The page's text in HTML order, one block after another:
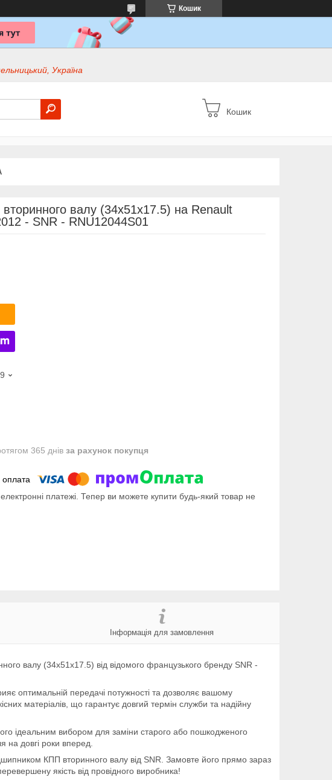
Кошик
Україна
Кошик
валу (34x51x17.5) на Renault
- SNR - RNU12044S01
365 днів за рахунок покупця
електронні платежі. Тепер ви можете купити будь-який товар не
Інформація для замовлення
валу (34x51x17.5) від відомого французького бренду SNR -
оптимальній передачі потужності та дозволяє вашому
матеріалів, що гарантує довгий термін служби та надійну
ідеальним вибором для заміни старого або пошкодженого
на довгі роки вперед.
КПП вторинного валу від SNR. Замовте його прямо зараз
якість від провідного виробника!